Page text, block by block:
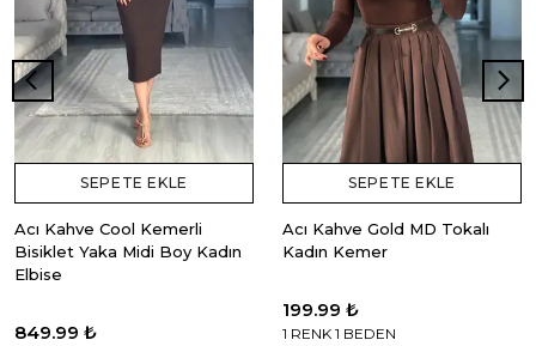
SEPETE EKLE
Acı Kahve Cool Kemerli
Bisiklet Yaka Midi Boy Kadın
Elbise
849.99 ₺
SEPETE EKLE
Acı Kahve Gold MD Tokalı
Kadın Kemer
199.99 ₺
1 RENK 1 BEDEN